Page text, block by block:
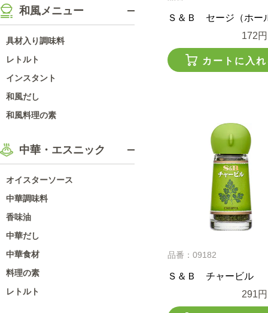
和風メニュー
具材入り調味料
レトルト
インスタント
和風だし
和風料理の素
中華・エスニック
オイスターソース
中華調味料
香味油
中華だし
中華食材
料理の素
レトルト
Ｓ＆Ｂ セージ（ホー
172円
カートに入
品番：09182
Ｓ＆Ｂ チャービル
291円